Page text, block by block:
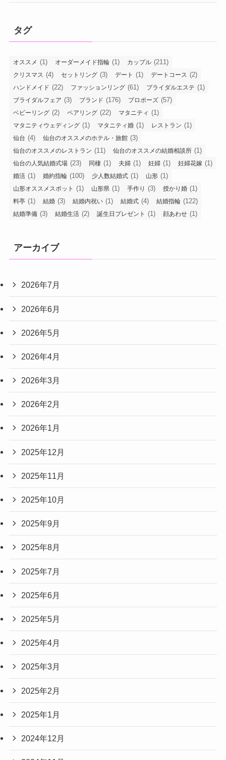
タグ
オススメ (1) オーダーメイド指輪 (1) カップル (211)
クリスマス (4) セットリング (3) デート (1) デートコース (2)
ハンドメイド (22) ファッションリング (61) ブライダルエステ (1)
ブライダルフェア (3) ブランド (176) プロポーズ (57)
ベビーリング (2) ペアリング (22) マタニティ (1)
マタニティウェディング (1) マタニティ婚 (1) レストラン (1)
仙台 (4) 仙台のオススメのホテル・旅館 (3)
仙台のオススメのレストラン (11) 仙台のオススメの結婚相談所 (1)
仙台の人気結婚式場 (23) 同棲 (1) 夫婦 (1) 妊婦 (1) 妊婦花嫁 (1)
婚活 (1) 婚約指輪 (100) 少人数結婚式 (1) 山形 (1)
山形オススメスポット (1) 山形県 (1) 手作り (3) 授かり婚 (1)
料亭 (1) 結婚 (3) 結婚内祝い (1) 結婚式 (4) 結婚指輪 (122)
結婚準備 (3) 結婚生活 (2) 誕生日プレゼント (1) 顔あわせ (1)
アーカイブ
2026年7月
2026年6月
2026年5月
2026年4月
2026年3月
2026年2月
2026年1月
2025年12月
2025年11月
2025年10月
2025年9月
2025年8月
2025年7月
2025年6月
2025年5月
2025年4月
2025年3月
2025年2月
2025年1月
2024年12月